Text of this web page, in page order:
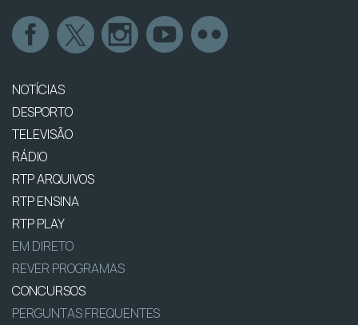
NOTÍCIAS
DESPORTO
TELEVISÃO
RÁDIO
RTP ARQUIVOS
RTP ENSINA
RTP PLAY
EM DIRETO
REVER PROGRAMAS
CONCURSOS
PERGUNTAS FREQUENTES